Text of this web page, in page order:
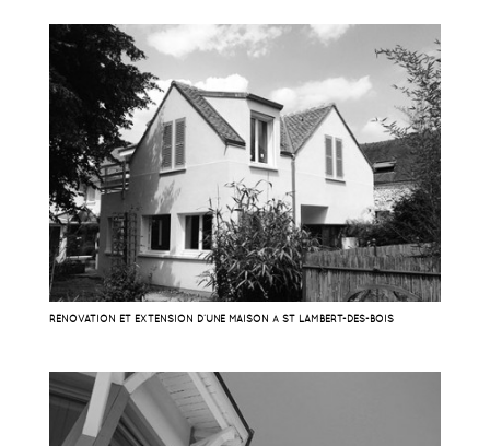
RÉNOVATION ET EXTENSION D’UNE MAISON À ST LAMBERT-DES-BOIS